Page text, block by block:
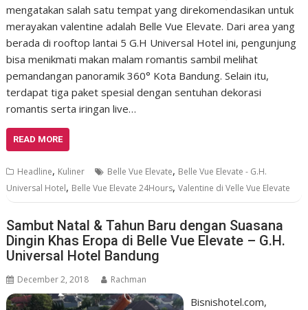
mengatakan salah satu tempat yang direkomendasikan untuk
merayakan valentine adalah Belle Vue Elevate. Dari area yang
berada di rooftop lantai 5 G.H Universal Hotel ini, pengunjung
bisa menikmati makan malam romantis sambil melihat
pemandangan panoramik 360° Kota Bandung. Selain itu,
terdapat tiga paket spesial dengan sentuhan dekorasi
romantis serta iringan live…
READ MORE
Headline, Kuliner Belle Vue Elevate, Belle Vue Elevate - G.H.
Universal Hotel, Belle Vue Elevate 24Hours,Valentine di Velle Vue Elevate
Sambut Natal & Tahun Baru dengan Suasana
Dingin Khas Eropa di Belle Vue Elevate – G.H.
Universal Hotel Bandung
December 2, 2018 Rachman
Bisnishotel.com,